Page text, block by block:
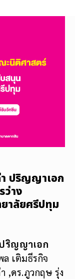
ปริญญาเอก
าง
าลัยศรีปทุม
ริญญาเอก
เติมธีรกิจ
,ดร.ภูวกฤษ รุ่ง